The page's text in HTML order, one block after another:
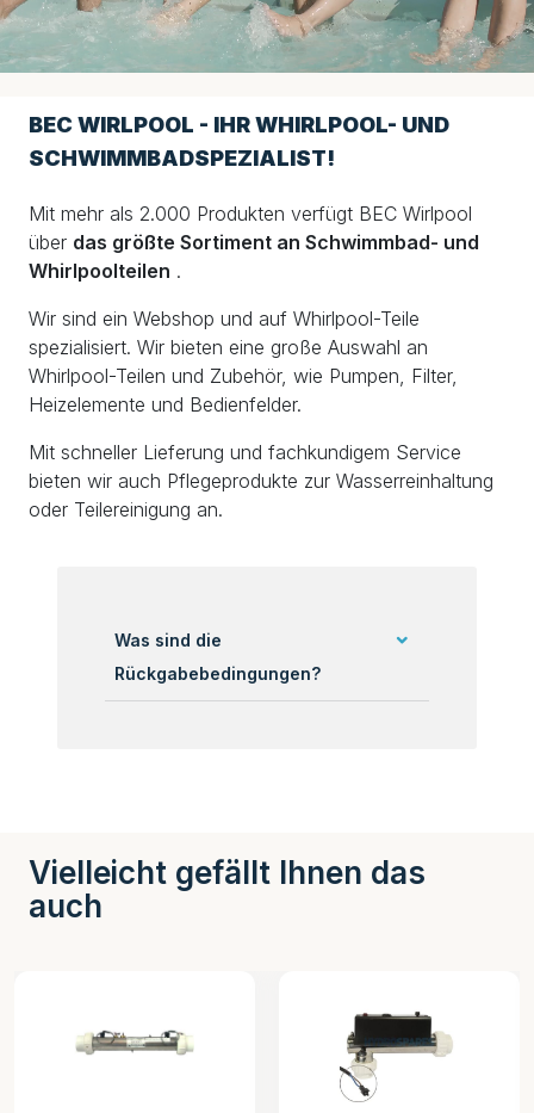
BEC WIRLPOOL - IHR WHIRLPOOL- UND
SCHWIMMBADSPEZIALIST!
Mit mehr als 2.000 Produkten verfügt BEC Wirlpool
über das größte Sortiment an Schwimmbad- und
Whirlpoolteilen .
Wir sind ein Webshop und auf Whirlpool-Teile
spezialisiert. Wir bieten eine große Auswahl an
Whirlpool-Teilen und Zubehör, wie Pumpen, Filter,
Heizelemente und Bedienfelder.
Mit schneller Lieferung und fachkundigem Service
bieten wir auch Pflegeprodukte zur Wasserreinhaltung
oder Teilereinigung an.
Was sind die
Rückgabebedingungen?
Vielleicht gefällt Ihnen das
auch